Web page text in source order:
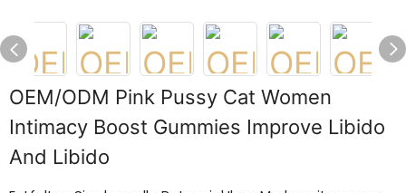
OEM/ODM Pink Pussy Cat Women
Intimacy Boost Gummies Improve Libido
And Libido